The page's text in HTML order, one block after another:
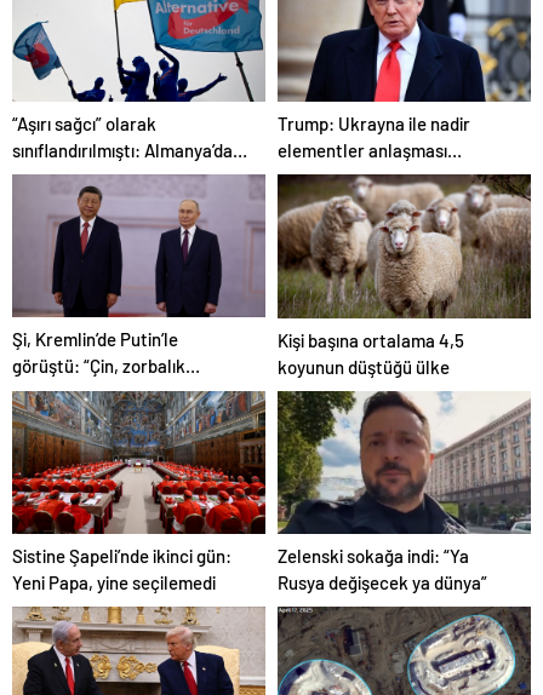
“Aşırı sağcı” olarak
sınıflandırılmıştı: Almanya’da
mahkemeden AfD kararı
Trump: Ukrayna ile nadir
elementler anlaşması
yürürlüğe girdi
Şi, Kremlin’de Putin’le
görüştü: “Çin, zorbalık
karşısında Rusya’yla birlikte
çalışacak”
Kişi başına ortalama 4,5
koyunun düştüğü ülke
Sistine Şapeli’nde ikinci gün:
Yeni Papa, yine seçilemedi
Zelenski sokağa indi: “Ya
Rusya değişecek ya dünya”